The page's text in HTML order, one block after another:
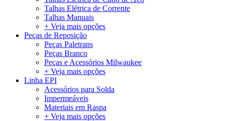
Talhas Elétrica de Corrente
Talhas Manuais
+ Veja mais opções
Peças de Reposição
Peças Paletrans
Peças Branco
Peças e Acessórios Milwaukee
+ Veja mais opções
Linha EPI
Acessórios para Solda
Impermeáveis
Materiais em Raspa
+ Veja mais opções